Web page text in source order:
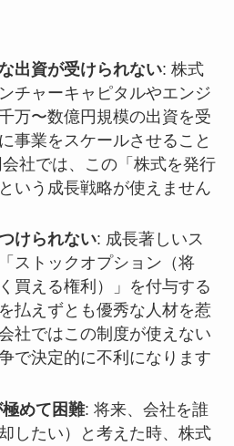
出資が受けられない: 株式
チャーキャピタルやエンジ
万〜数億円規模の出資を受
事業をスケールさせること
社では、この「株式を発行
いう成長戦略が使えません
けられない: 成長著しいス
ストックオプション（将
買える権利）」を付与する
払えずとも優秀な人材を惹
社ではこの制度が使えない
で決定的に不利になります
めて困難: 将来、会社を誰
したい）と考えた時、株式